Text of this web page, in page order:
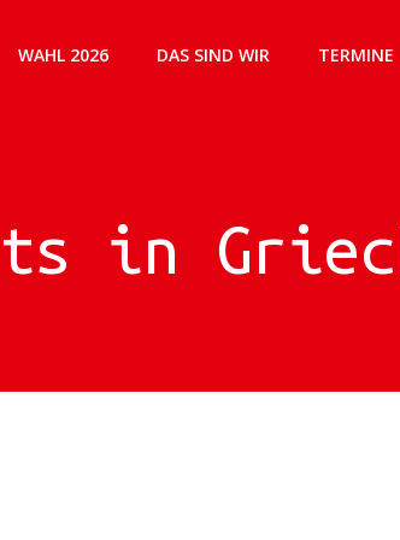
WAHL 2026 DAS SIND WIR TERMINE
in